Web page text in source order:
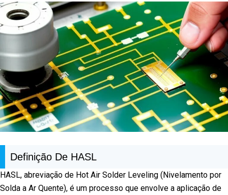
Definição De HASL
HASL, abreviação de Hot Air Solder Leveling (Nivelamento por
Solda a Ar Quente), é um processo que envolve a aplicação de